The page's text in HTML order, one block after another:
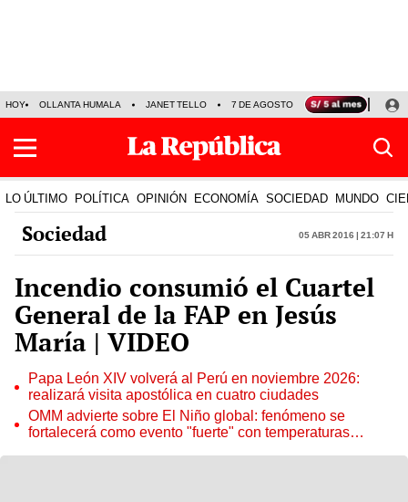
HOY OLLANTA HUMALA JANET TELLO 7 DE AGOSTO TINKA RESULTADOS
LO ÚLTIMO POLÍTICA OPINIÓN ECONOMÍA SOCIEDAD MUNDO
Sociedad 05 Abr 2016 | 21:07 h
Incendio consumió el Cuartel
General de la FAP en Jesús
María | VIDEO
Papa León XIV volverá al Perú en noviembre 2026:
realizará visita apostólica en cuatro ciudades
OMM advierte sobre El Niño global: fenómeno se
fortalecerá como evento "fuerte" con temperaturas